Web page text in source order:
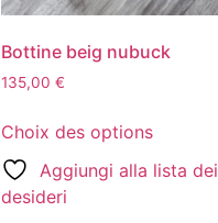
Bottine beig nubuck
135,00€
Choix des options
Aggiungi alla lista dei
desideri